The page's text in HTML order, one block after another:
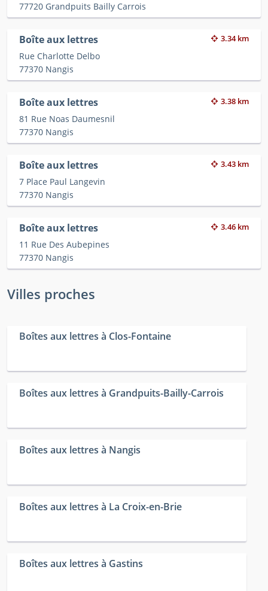
77720 Grandpuits Bailly Carrois
Boîte aux lettres 3.34 km
Rue Charlotte Delbo
77370 Nangis
Boîte aux lettres 3.38 km
81 Rue Noas Daumesnil
77370 Nangis
Boîte aux lettres 3.43 km
7 Place Paul Langevin
77370 Nangis
Boîte aux lettres 3.46 km
11 Rue Des Aubepines
77370 Nangis
Villes proches
Boîtes aux lettres à Clos-Fontaine
Boîtes aux lettres à Grandpuits-Bailly-Carrois
Boîtes aux lettres à Nangis
Boîtes aux lettres à La Croix-en-Brie
Boîtes aux lettres à Gastins